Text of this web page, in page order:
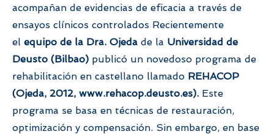
acompañan de evidencias de eficacia a través de
ensayos clínicos controlados Recientemente
el equipo de la Dra. Ojeda de la Universidad de
Deusto (Bilbao) publicó un novedoso programa de
rehabilitación en castellano llamado REHACOP
(Ojeda, 2012, www.rehacop.deusto.es). Este
programa se basa en técnicas de restauración,
optimización y compensación. Sin embargo, en base